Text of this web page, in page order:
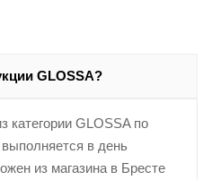
GLOSSA?
GLOSSA по
в день
из магазина в Бресте